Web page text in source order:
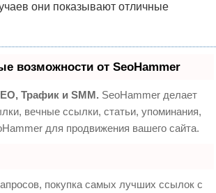
они показывают отличные
возможности от SeoHammer
Трафик и SMM. SeoHammer делает
вечные ссылки, статьи, упоминания,
для продвижения вашего сайта.
покупка самых лучших ссылок с